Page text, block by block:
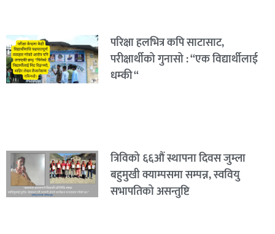
परिक्षा हलभित्र कपि साटासाट,
परीक्षार्थीको गुनासो : “एक विद्यार्थीलाई
धम्की “
त्रिविको ६६औं स्थापना दिवस जुम्ला
बहुमुखी क्याम्पसमा सम्पन्न, स्ववियु
सभापतिको असन्तुष्टि